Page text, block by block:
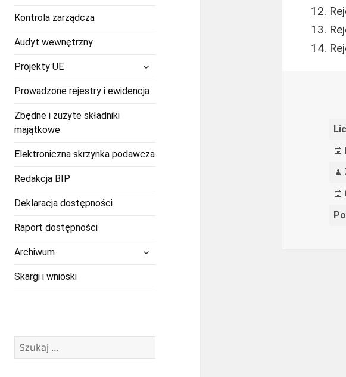
Kontrola zarządcza
Audyt wewnętrzny
Projekty UE
potomne
Prowadzone rejestry i ewidencja
Zbędne i zużyte składniki
majątkowe
Elektroniczna skrzynka podawcza
Redakcja BIP
Deklaracja dostępności
Raport dostępności
Archiwum
Skargi i wnioski
Szukaj: